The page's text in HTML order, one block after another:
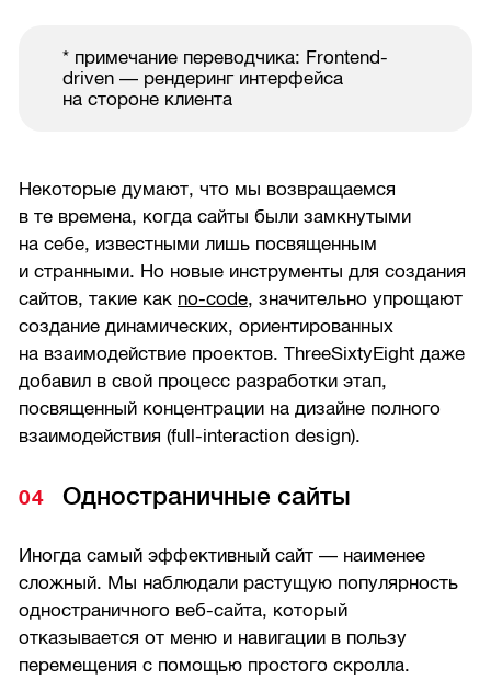
* примечание переводчика: Frontend-
driven — рендеринг интерфейса
на стороне клиента
Некоторые думают, что мы возвращаемся
в те времена, когда сайты были замкнутыми
на себе, известными лишь посвященным
и странными. Но новые инструменты для создания
сайтов, такие как no-code, значительно упрощают
создание динамических, ориентированных
на взаимодействие проектов. ThreeSixtyEight даже
добавил в свой процесс разработки этап,
посвященный концентрации на дизайне полного
взаимодействия (full-interaction design).
Одностраничные сайты
Иногда самый эффективный сайт — наименее
сложный. Мы наблюдали растущую популярность
одностраничного веб-сайта, который
отказывается от меню и навигации в пользу
перемещения с помощью простого скролла.